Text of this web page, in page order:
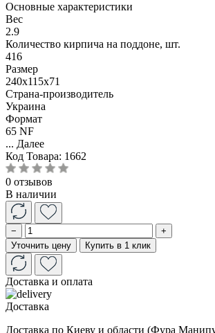
Основные характеристики
Вес
2.9
Количество кирпича на поддоне, шт.
416
Размер
240x115x71
Страна-производитель
Украина
Формат
65 NF
... Далее
Код Товара: 1662
0 отзывов
В наличии
−
+
Уточнить цену
Купить в 1 клик
Доставка и оплата
Доставка
Доставка по Киеву и области (Фура